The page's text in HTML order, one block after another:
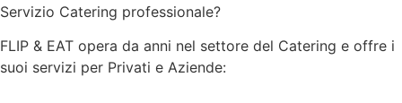
Servizio Catering professionale?
FLIP & EAT opera da anni nel settore del Catering e offre i
suoi servizi per Privati e Aziende: